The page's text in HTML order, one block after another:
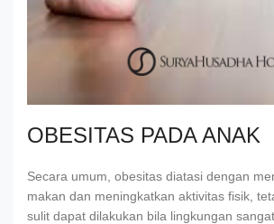
OBESITAS PADA ANAK
Secara umum, obesitas diatasi dengan
makan dan meningkatkan aktivitas fisik,
sulit dapat dilakukan bila lingkungan